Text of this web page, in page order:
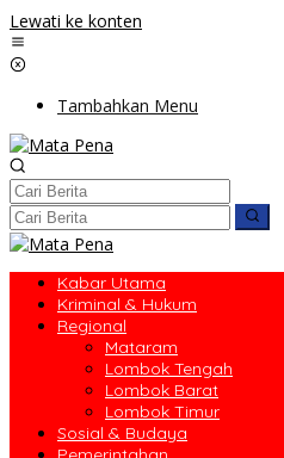
Lewati ke konten
Tambahkan Menu
Kabar Utama
Kriminal & Hukum
Regional
Mataram
Lombok Tengah
Lombok Barat
Lombok Timur
Sosial & Budaya